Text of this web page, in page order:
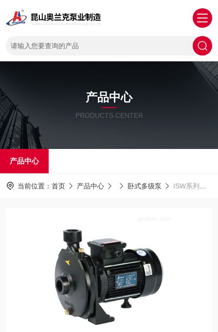
产品中心
PRODUCTS CENTER
产品中心
当前位置： 首页 产品中心 卧式多级泵 ISW系列卧式清水多级离心泵